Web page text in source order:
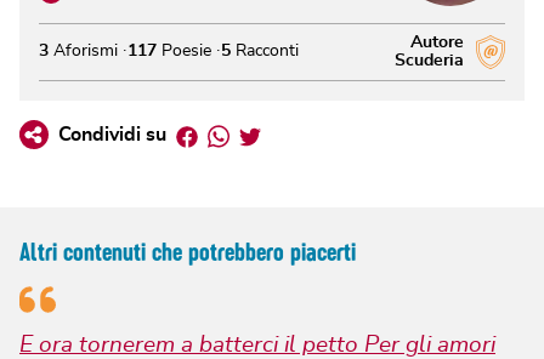
Autore
Scuderia
3 Aforismi 117 Poesie 5 Racconti
Condividi su Facebook
Whatsapp
Twitter
Altri contenuti che potrebbero piacerti
E ora tornerem a batterci il petto Per gli amori